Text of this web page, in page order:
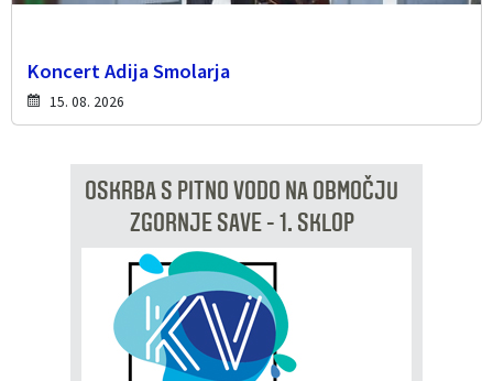
Koncert Adija Smolarja
15. 08. 2026
OSKRBA S PITNO VODO NA OBMOČJU
ZGORNJE SAVE - 1. SKLOP